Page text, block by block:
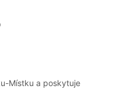
Místku a poskytuje